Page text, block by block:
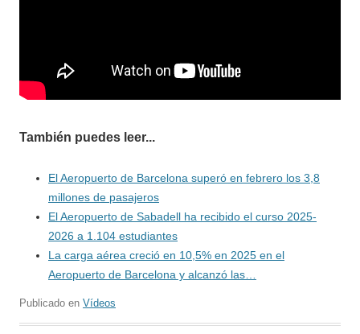
También puedes leer...
El Aeropuerto de Barcelona superó en febrero los 3,8
millones de pasajeros
El Aeropuerto de Sabadell ha recibido el curso 2025-
2026 a 1.104 estudiantes
La carga aérea creció en 10,5% en 2025 en el
Aeropuerto de Barcelona y alcanzó las…
Publicado en Vídeos